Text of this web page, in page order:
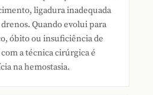
ligadura inadequada
drenos. Quando evolui para
óbito ou insuficiência de
a técnica cirúrgica é
na hemostasia.